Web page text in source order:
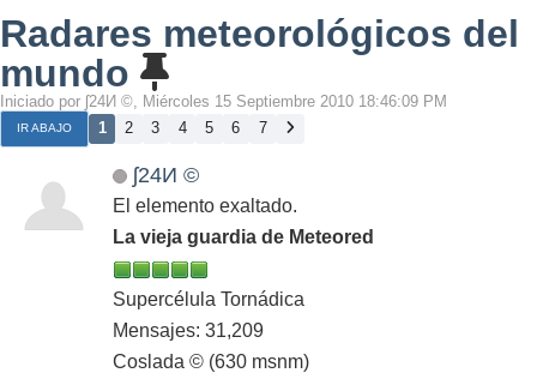
Radares meteorológicos del
mundo
Iniciado por ʃ24И ©, Miércoles 15 Septiembre 2010 18:46:09 PM
IR ABAJO 1 2 3 4 5 6 7
ʃ24И ©
El elemento exaltado.
La vieja guardia de Meteored
Supercélula Tornádica
Mensajes: 31,209
Coslada © (630 msnm)